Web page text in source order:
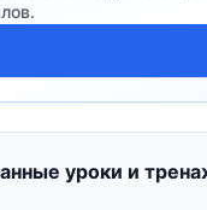
уроки и